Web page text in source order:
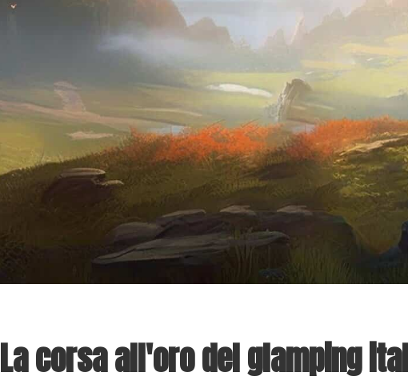
La corsa all'oro del glamping